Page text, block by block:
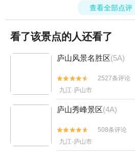
查看全部点评
看了该景点的人还看了
庐山风景名胜区(5A)


2527条评论
九江·庐山市
庐山秀峰景区(4A)


508条评论
九江·庐山市